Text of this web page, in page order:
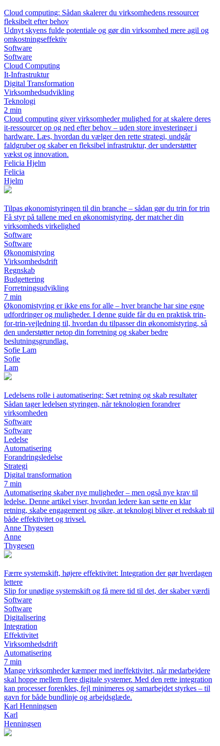
Cloud computing: Sådan skalerer du virksomhedens ressourcer
fleksibelt efter behov
Udnyt skyens fulde potentiale og gør din virksomhed mere agil og
omkostningseffektiv
Software
Software
Cloud Computing
It-Infrastruktur
Digital Transformation
Virksomhedsudvikling
Teknologi
2 min
Cloud computing giver virksomheder mulighed for at skalere deres
it-ressourcer op og ned efter behov – uden store investeringer i
hardware. Læs, hvordan du vælger den rette strategi, undgår
faldgruber og skaber en fleksibel infrastruktur, der understøtter
vækst og innovation.
Felicia Hjelm
Felicia
Hjelm
Tilpas økonomistyringen til din branche – sådan gør du trin for trin
Få styr på tallene med en økonomistyring, der matcher din
virksomheds virkelighed
Software
Software
Økonomistyring
Virksomhedsdrift
Regnskab
Budgettering
Forretningsudvikling
7 min
Økonomistyring er ikke ens for alle – hver branche har sine egne
udfordringer og muligheder. I denne guide får du en praktisk trin-
for-trin-vejledning til, hvordan du tilpasser din økonomistyring, så
den understøtter netop din forretning og skaber bedre
beslutningsgrundlag.
Sofie Lam
Sofie
Lam
Ledelsens rolle i automatisering: Sæt retning og skab resultater
Sådan tager ledelsen styringen, når teknologien forandrer
virksomheden
Software
Software
Ledelse
Automatisering
Forandringsledelse
Strategi
Digital transformation
7 min
Automatisering skaber nye muligheder – men også nye krav til
ledelse. Denne artikel viser, hvordan ledere kan sætte en klar
retning, skabe engagement og sikre, at teknologi bliver et redskab til
både effektivitet og trivsel.
Anne Thygesen
Anne
Thygesen
Færre systemskift, højere effektivitet: Integration der gør hverdagen
lettere
Slip for unødige systemskift og få mere tid til det, der skaber værdi
Software
Software
Digitalisering
Integration
Effektivitet
Virksomhedsdrift
Automatisering
7 min
Mange virksomheder kæmper med ineffektivitet, når medarbejdere
skal hoppe mellem flere digitale systemer. Med den rette integration
kan processer forenkles, fejl minimeres og samarbejdet styrkes – til
gavn for både bundlinje og arbejdsglæde.
Karl Henningsen
Karl
Henningsen